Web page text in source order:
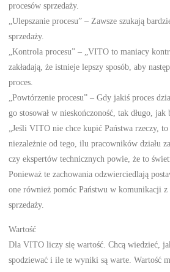
procesów sprzedaży.
„Ulepszanie procesu” – Zawsze szukają
sprzedaży.
„Kontrola procesu” – „VITO to maniacy
zakładają, że istnieje lepszy sposób, aby
proces.
„Powtórzenie procesu” – Gdy jakiś proces
go stosował w nieskończoność, tak długo, jak
„Jeśli VITO nie chce kupić Państwa rzeczy, to
niezależnie od tego, ilu pracowników działu
czy ekspertów technicznych powie, że to
Ponieważ te zachowania odzwierciedlają
one również pomóc Państwu w komunikacji
sprzedaży.
Wartość
Dla VITO liczy się wartość. Chcą wiedzieć,
spodziewać i ile te wyniki są warte. Wartość